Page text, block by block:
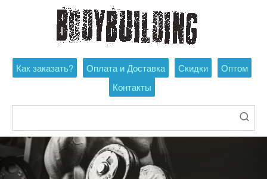
Как заказать? Оплата и Доставка Скидки
Оптом
Контакты